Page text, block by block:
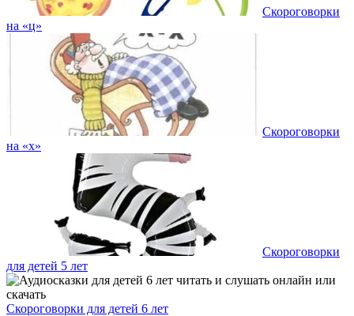
Скороговорки
на «ц»
Скороговорки
на «х»
Скороговорки
для детей 5 лет
Скороговорки для детей 6 лет